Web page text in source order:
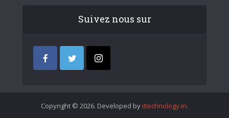
Suivez nous sur
Copyright © 2026. Developed by iItechnology.in.